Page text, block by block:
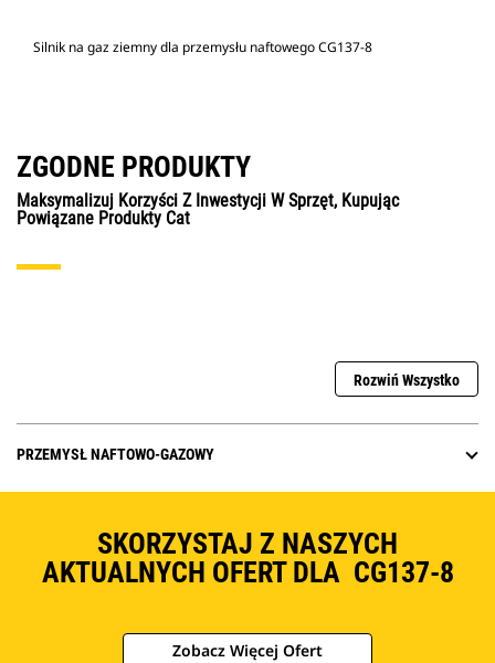
Silnik na gaz ziemny dla przemysłu naftowego CG137-8
ZGODNE PRODUKTY
Maksymalizuj Korzyści Z Inwestycji W Sprzęt, Kupując
Powiązane Produkty Cat
Rozwiń Wszystko
PRZEMYSŁ NAFTOWO-GAZOWY
SKORZYSTAJ Z NASZYCH
AKTUALNYCH OFERT DLA CG137-8
Zobacz Więcej Ofert